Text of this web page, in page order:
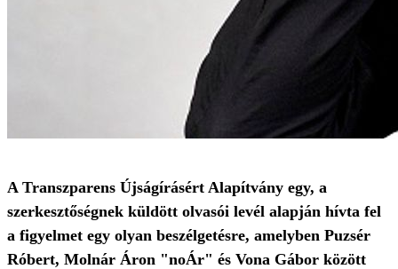
A Transzparens Újságírásért Alapítvány egy, a
szerkesztőségnek küldött olvasói levél alapján hívta fel
a figyelmet egy olyan beszélgetésre, amelyben Puzsér
Róbert, Molnár Áron "noÁr" és Vona Gábor között